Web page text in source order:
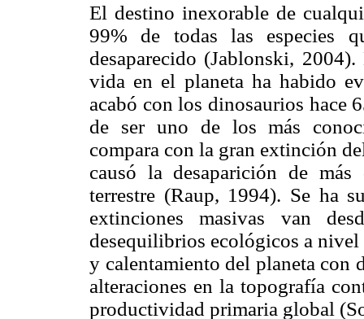
El destino inexorable de
99% de todas las especies
desaparecido (Jablonski,
vida en el planeta ha habido
acabó con los dinosaurios hace
de ser uno de los más
compara con la gran extinción
causó la desaparición de
terrestre (Raup, 1994). Se ha
extinciones masivas van
desequilibrios ecológicos a
y calentamiento del planeta con
alteraciones en la topografía
productividad primaria global